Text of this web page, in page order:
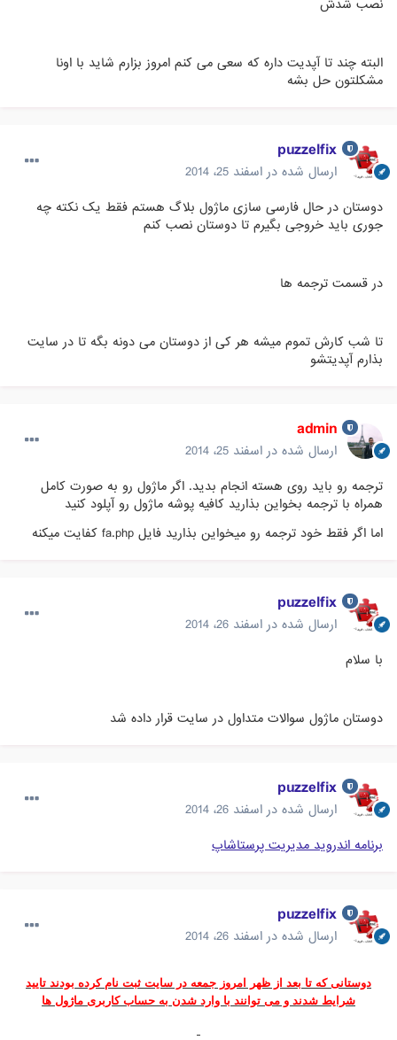
نصب شدش
البته چند تا آپدیت داره که سعی می کنم امروز بزارم شاید با اونا
مشکلتون حل بشه
puzzelfix
ارسال شده در اسفند 25، 2014
دوستان در حال فارسی سازی ماژول بلاگ هستم فقط یک نکته چه
جوری باید خروجی بگیرم تا دوستان نصب کنم
در قسمت ترجمه ها
تا شب کارش تموم میشه هر کی از دوستان می دونه بگه تا در سایت
بذارم آپدیتشو
admin
ارسال شده در اسفند 25، 2014
ترجمه رو باید روی هسته انجام بدید. اگر ماژول رو به صورت کامل
همراه با ترجمه بخواین بذارید کافیه پوشه ماژول رو آپلود کنید
اما اگر فقط خود ترجمه رو میخواین بذارید فایل fa.php کفایت میکنه
puzzelfix
ارسال شده در اسفند 26، 2014
با سلام
دوستان ماژول سوالات متداول در سایت قرار داده شد
puzzelfix
ارسال شده در اسفند 26، 2014
برنامه اندروید مدیریت پرستاشاپ
puzzelfix
ارسال شده در اسفند 26، 2014
دوستانی که تا بعد از ظهر امروز جمعه در سایت ثبت نام کرده بودند تایید
شرایط شدند و می توانند با وارد شدن به حساب کاربری ماژول ها